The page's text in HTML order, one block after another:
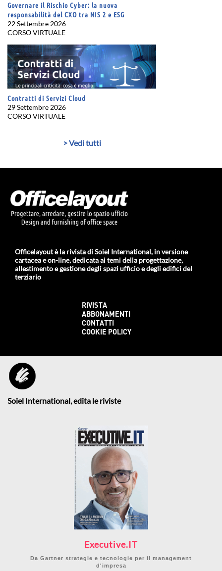
Governare il Rischio Cyber: la nuova
responsabilità del CXO tra NIS 2 e ESG
22 Settembre 2026
CORSO VIRTUALE
Contratti di Servizi Cloud
29 Settembre 2026
CORSO VIRTUALE
> Vedi tutti
Officelayout è la rivista di Soiel International, in versione
cartacea e on-line, dedicata ai temi della progettazione,
allestimento e gestione degli spazi ufficio e degli edifici del
terziario
RIVISTA
ABBONAMENTI
CONTATTI
COOKIE POLICY
Soiel International, edita le riviste
Executive.IT
Da Gartner strategie e tecnologie per il management
d'impresa